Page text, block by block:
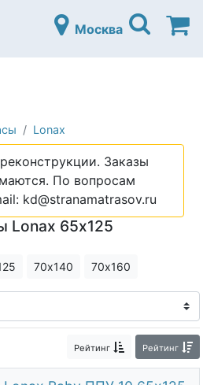
матрасов
белье)
матрасы)
кровати)
Москва
Lonax
Заказы
По вопросам
kd@stranamatrasov.ru
Lonax 65х125
70х140 70х160
Рейтинг Рейтинг